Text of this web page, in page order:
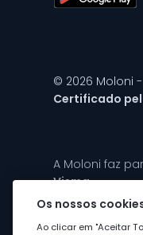
© 2026 Moloni
Certificado
A Moloni faz
Visma
Os nossos
Ao clicar em "Aceitar